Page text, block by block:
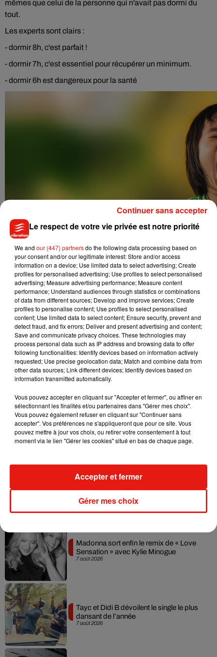
mêmes que celui de la personne qui n'avait pas dormi du
tout.
Les experts sont clairs :
- dormir 8h, c'est parfait !
- dormir 7h, c'est essentiel pour récupérer un minimum.
- dormir 6h est dangereux pour la santé
Musique
Julien Lieb s’essaye à la vie de chatelain
7 août 2026
Madonna sort enfin le remix de « Love
Sensation » avec Kylie Minogue
7 août 2026
Tayc et Didi B dévoilent le single le plus
dansant de l’année
Le respect de votre vie privée est notre priorité
We and our (447) partnersdo the following data processing based on
your consent and/or our legitimate interest: Store and/or access
information on a device; Use limited data to select advertising; Create
profiles for personalised advertising; Use profiles to select personalised
advertising; Measure advertising performance; Measure content
performance; Understand audiences through statistics or combinations
of data from different sources; Develop and improve services; Create
profiles to personalise content; Use profiles to select personalised
content; Use limited data to select content; Ensure security, prevent and
detect fraud, and fix errors; Deliver and present advertising and content;
Save and communicate privacy choices. These technologies may
process personal data such as IP address and browsing data to offer
following functionalities: Identify devices based on information actively
requested; Use precise geolocation data; Match and combine data from
other data sources; Link different devices; Identify devices based on
information transmitted automatically.
Vous pouvez accepter en cliquant sur "Accepter et fermer", ou affiner en
sélectionnant les finalités et/ou partenaires dans "Gérer mes choix".
Vous pouvez également refuser en cliquant sur "Continuer sans
accepter". Vos préférences ne s'appliqueront que pour ce site. Vous
pouvez mettre à jour vos choix, ou retirer votre consentement à tout
moment via le lien "Gérer les cookies" situé en bas de chaque page.
Gérer mes choix
Accepter et fermer
Continuer sans accepter